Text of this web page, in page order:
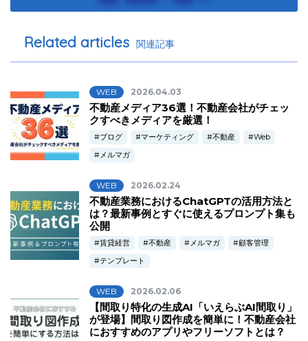
Related articles 関連記事
WEB 2026.04.03
不動産メディア36選！不動産会社がチェッ
クすべきメディアを厳選！
ブログ マーケティング 不動産
Web
メルマガ
WEB 2026.02.24
不動産業務におけるChatGPTの活用方法と
は？最新事例とすぐに使えるプロンプト集も
公開
賃貸経営 不動産 メルマガ
顧客管理
テンプレート
WEB 2026.02.06
【間取り特化の生成AI「いえらぶAI間取り」
が登場】間取り図作成を簡単に！不動産会社
におすすめのアプリやフリーソフトとは？